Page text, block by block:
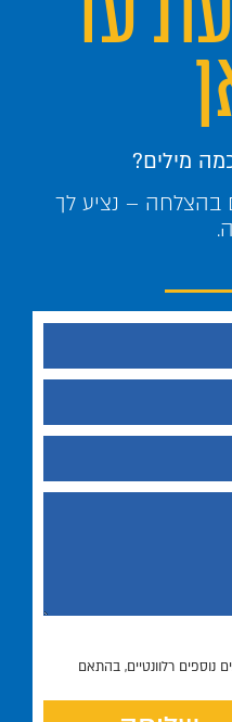
מילים?
– נציע לך
נוספים רלוונטיים, בהתאם